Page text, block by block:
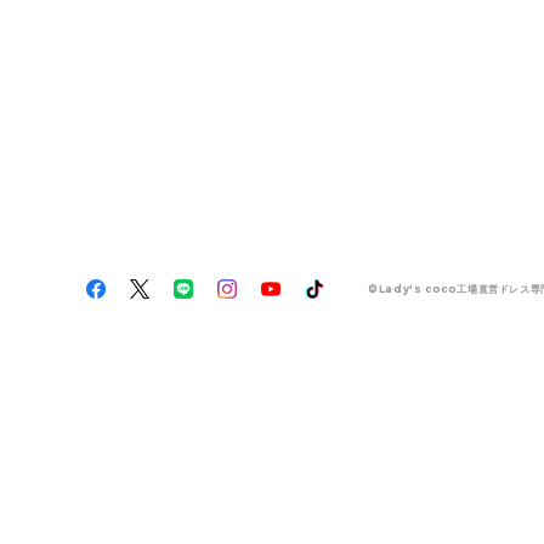
©Lady's coco工場直営ドレス専